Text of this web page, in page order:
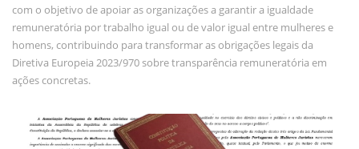
com o objetivo de apoiar as organizações a garantir a igualdade
remuneratória por trabalho igual ou de valor igual entre mulheres e
homens, contribuindo para transformar as obrigações legais da
Diretiva Europeia 2023/970 sobre transparência remuneratória em
ações concretas.